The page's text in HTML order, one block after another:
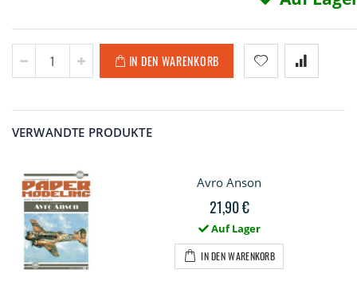
IN DEN WARENKORB
VERWANDTE PRODUKTE
Avro Anson
21,90 €
Auf Lager
IN DEN WARENKORB